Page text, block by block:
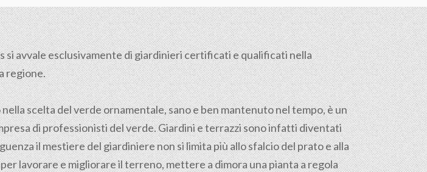
si avvale esclusivamente di giardinieri certificati e qualificati nella
regione.
scelta del verde ornamentale, sano e ben mantenuto nel tempo, è un
di professionisti del verde. Giardini e terrazzi sono infatti diventati
il mestiere del giardiniere non si limita più allo sfalcio del prato e alla
lavorare e migliorare il terreno, mettere a dimora una pianta a regola